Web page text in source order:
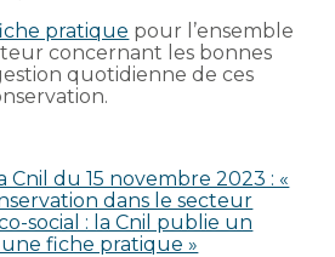
pratique pour l’ensemble
concernant les bonnes
quotidienne de ces
Cnil du 15 novembre 2023 : «
dans le secteur
social : la Cnil publie un
fiche pratique »